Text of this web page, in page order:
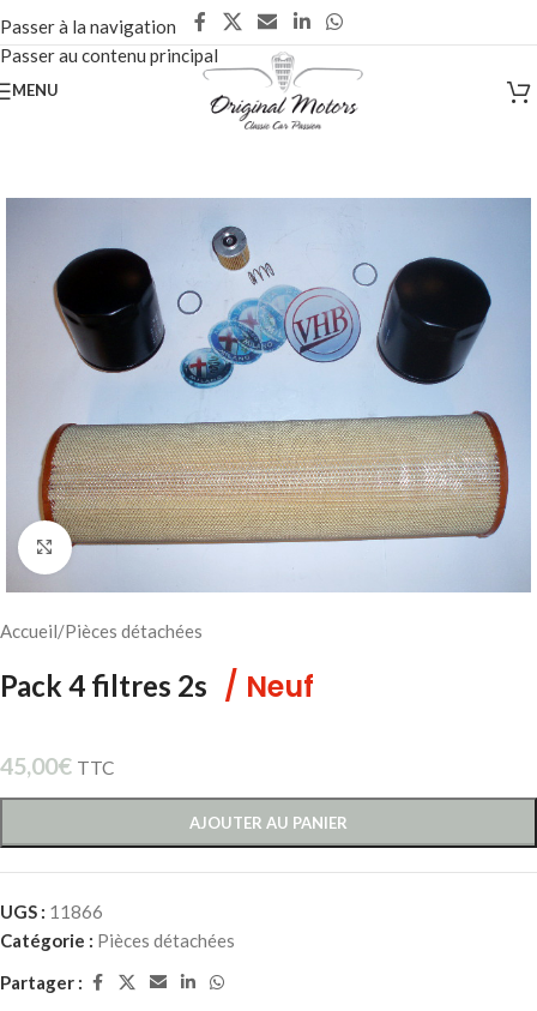
Passer à la navigation
Passer au contenu principal
MENU
Cliquez pour agrandir
Accueil/Pièces détachées
Pack 4 filtres 2s / Neuf
45,00€ TTC
AJOUTER AU PANIER
UGS : 11866
Catégorie : Pièces détachées
Partager :